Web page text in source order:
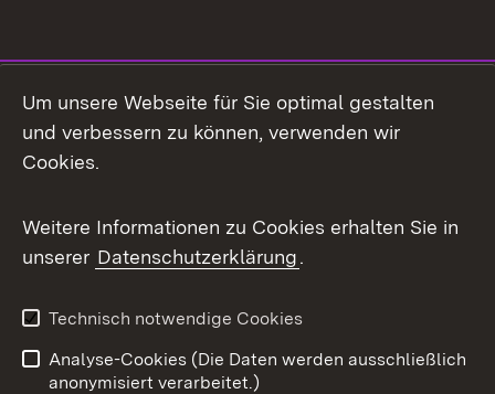
Facebook
X / Twitter
Youtube
Impressum
Kontakt
Um unsere Webseite für Sie optimal gestalten
und verbessern zu können, verwenden wir
Cookies.
Weitere Informationen zu Cookies erhalten Sie in
unserer Datenschutzerklärung.
Technisch notwendige Cookies
Analyse-Cookies (Die Daten werden ausschließlich
anonymisiert verarbeitet.)